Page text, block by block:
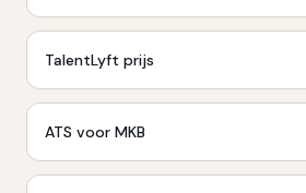
TalentLyft prijs
ATS voor MKB